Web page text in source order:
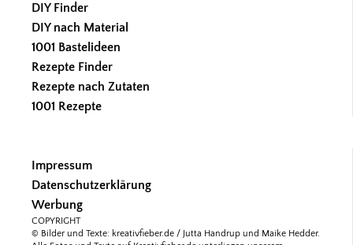
DIY Finder
DIY nach Material
1001 Bastelideen
Rezepte Finder
Rezepte nach Zutaten
1001 Rezepte
Impressum
Datenschutzerklärung
Werbung
COPYRIGHT
© Bilder und Texte: kreativfieber.de / Jutta Handrup und Maike Hedder.